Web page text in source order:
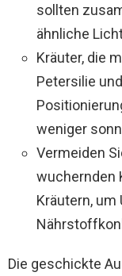
sollten
ähnliche
Kräuter, die
Petersilie
weniger
Vermeiden
wuchernden
Kräutern,
Die geschickte